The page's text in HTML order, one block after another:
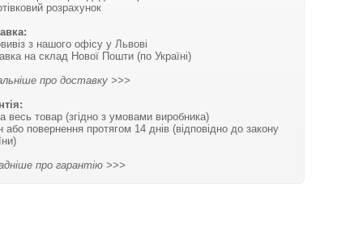
розрахунок
з нашого офісу у Львові
на склад Нової Пошти (по Україні)
про доставку >>>
весь товар (згідно з умовами виробника)
або повернення протягом 14 днів (відповідно до закону
про гарантію >>>